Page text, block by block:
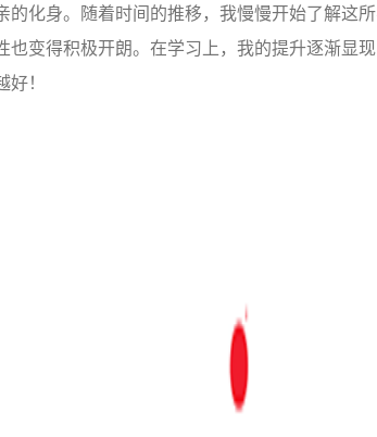
的化身。随着时间的推移，我慢慢开始了解这
也变得积极开朗。在学习上，我的提升逐渐显
！